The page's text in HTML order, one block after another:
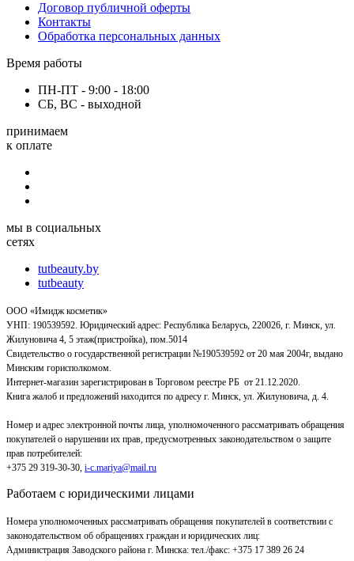
Договор публичной оферты
Контакты
Обработка персональных данных
Время работы
ПН-ПТ - 9:00 - 18:00
СБ, ВС - выходной
принимаем
к оплате
мы в социальных
сетях
tutbeauty.by
tutbeauty
ООО «Имидж косметик»
УНП: 190539592. Юридический адрес: Республика Беларусь, 220026, г. Минск, ул.
Жилуновича 4, 5 этаж(пристройка), пом.5014
Свидетельство о государственной регистрации №190539592 от 20 мая 2004г, выдано
Минским горисполкомом.
Интернет-магазин зарегистрирован в Торговом реестре РБ от 21.12.2020.
Книга жалоб и предложений находится по адресу г. Минск, ул. Жилуновича, д. 4.
Номер и адрес электронной почты лица, уполномоченного рассматривать обращения
покупателей о нарушении их прав, предусмотренных законодательством о защите
прав потребителей:
+375 29 319-30-30, i-c.mariya@mail.ru
Работаем с юридическими лицами
Номера уполномоченных рассматривать обращения покупателей в соответствии с
законодательством об обращениях граждан и юридических лиц:
Администрация Заводского района г. Минска: тел./факс: +375 17 389 26 24